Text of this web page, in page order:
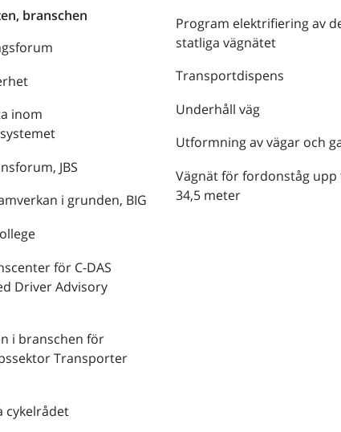
branschen
inom
JBS
i grunden, BIG
för C-DAS
Driver Advisory
i branschen för
Transporter
cykelrådet
Program elektrifiering av
statliga vägnätet
Transportdispens
Underhåll väg
Utformning av vägar och
Vägnät för fordonståg upp
34,5 meter